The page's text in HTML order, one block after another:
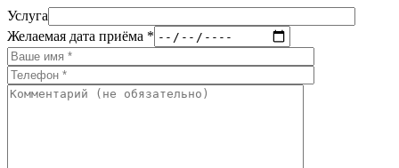
Услуга
Желаемая дата приёма *